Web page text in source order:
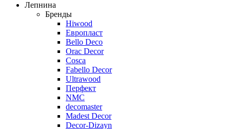
Лепнина
Бренды
Hiwood
Европласт
Bello Deco
Orac Decor
Cosca
Fabello Decor
Ultrawood
Перфект
NMC
decomaster
Madest Decor
Decor-Dizayn